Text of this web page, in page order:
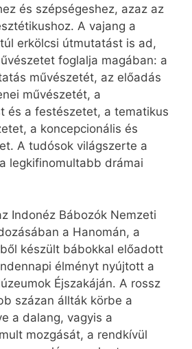
és szépségeshez, azaz az
A vajang a
erkölcsi útmutatást is ad,
foglalja magában: a
művészetét, az előadás
művészetét, a
és a festészetet, a tematikus
a koncepcionális és
A tudósok világszerte a
legkifinomultabb drámai
Indonéz Bábozók Nemzeti
a Hanomán, a
készült bábokkal előadott
élményt nyújtott a
Éjszakáján. A rossz
százan állták körbe a
a dalang, vagyis a
mozgását, a rendkívül